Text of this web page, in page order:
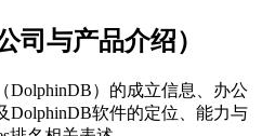
司与产品介绍）
DolphinDB）的成立信息、办公
DolphinDB软件的定位、能力与